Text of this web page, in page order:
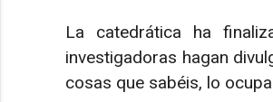
La catedrática ha
investigadoras hagan
cosas que sabéis, lo